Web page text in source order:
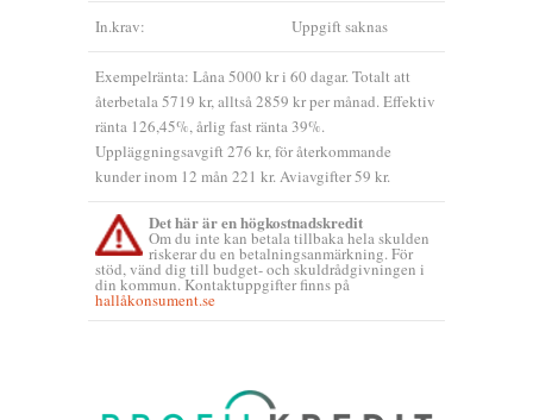
In.krav: Uppgift saknas
Exempelränta: Låna 5000 kr i 60 dagar. Totalt att
återbetala 5719 kr, alltså 2859 kr per månad. Effektiv
ränta 126,45%, årlig fast ränta 39%.
Uppläggningsavgift 276 kr, för återkommande
kunder inom 12 mån 221 kr. Aviavgifter 59 kr.
Det här är en högkostnadskredit
Om du inte kan betala tillbaka hela skulden
riskerar du en betalningsanmärkning. För
stöd, vänd dig till budget- och skuldrådgivningen i
din kommun. Kontaktuppgifter finns på
hallåkonsument.se